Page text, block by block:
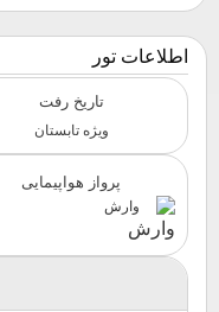
اطلاعات تور
تاریخ رفت
ویژه تابستان
پرواز هواپیمایی
وارش